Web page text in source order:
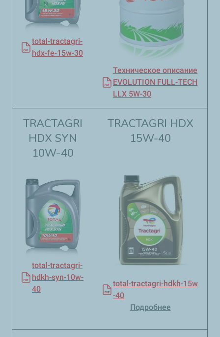
total-tractagri-
hdx-fe-15w-30
Техническое описание
EVOLUTION FULL-TECH
LLX 5W-30
TRACTAGRI
HDХ SYN
10W-40​​
total-tractagri-
hdkh-syn-10w-
40
TRACTAGRI HDХ
15W-40​​
total-tractagri-hdkh-15w
-40
Подробнее